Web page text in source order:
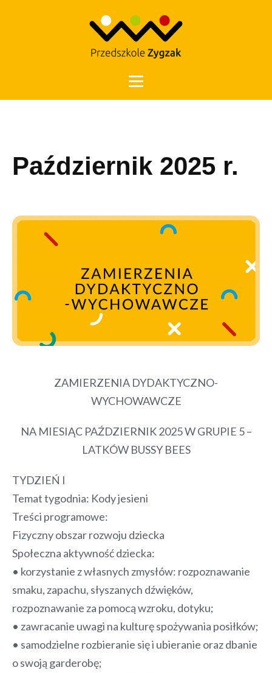
Październik 2025 r.
ZAMIERZENIA DYDAKTYCZNO-
WYCHOWAWCZE
NA MIESIĄC PAŹDZIERNIK 2025 W GRUPIE 5 –
LATKÓW BUSSY BEES
TYDZIEŃ I
Temat tygodnia: Kody jesieni
Treści programowe:
Fizyczny obszar rozwoju dziecka
Społeczna aktywność dziecka:
• korzystanie z własnych zmysłów: rozpoznawanie
smaku, zapachu, słyszanych dźwięków,
rozpoznawanie za pomocą wzroku, dotyku;
• zawracanie uwagi na kulturę spożywania posiłków;
• samodzielne rozbieranie się i ubieranie oraz dbanie
o swoją garderobę;